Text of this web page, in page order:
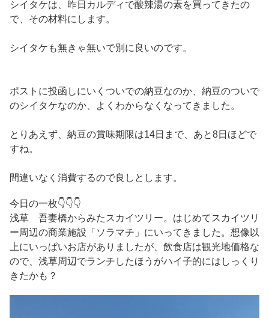
シイタケは、昨日カルディで酸辣湯の素を買ってきたの
で、その材料にします。
シイタケも無きゃ無いで別に良いのです。
ポストに投函しにいくついでの納豆なのか、納豆のついで
のシイタケなのか、よくわからなくなってきました。
とりあえず、納豆の賞味期限は14日まで、あと8日ほどで
すね。
間違いなく消費するので良しとします。
今日の一枚👇👇👇
浅草 吾妻橋からみたスカイツリー。はじめてスカイツリ
ー周辺の商業施設「ソラマチ」にいってきました。想像以
上にいっぱいお店がありましたが、飲食店は観光地価格な
ので、浅草周辺でランチしたほうがハイ子的にはしっくり
きたかも？